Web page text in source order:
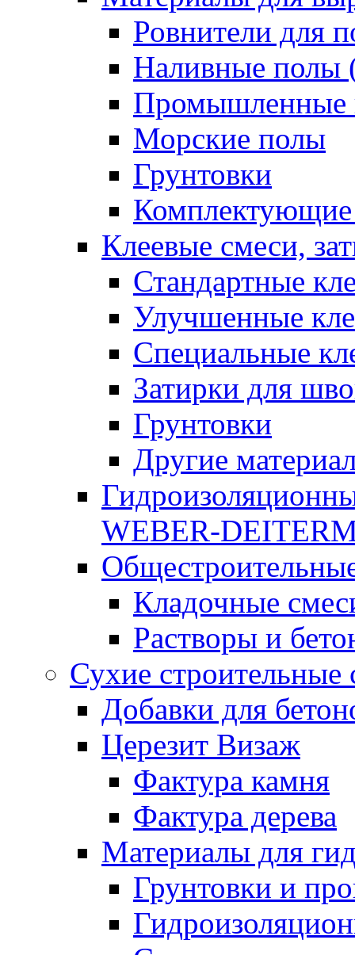
Ровнители для
Наливные полы
Промышленные
Морские полы
Грунтовки
Клеевые смеси,
Стандартные
Улучшенные
Специальные
Затирки для
Грунтовки
Другие
WEBER-
Кладочные
Растворы и
Сухие строительные
Добавки для
Церезит Визаж
Фактура камня
Фактура дерева
Материалы для
Грунтовки и